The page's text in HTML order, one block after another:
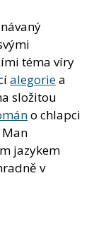
téma víry
alegoriea
složitou
o chlapci
jazykem
v